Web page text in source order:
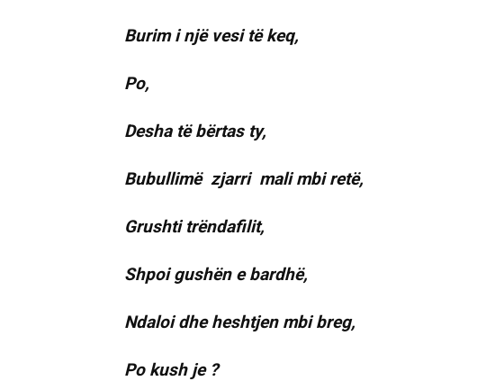
Burim i një vesi të keq,
Po,
Desha të bërtas ty,
Bubullimë zjarri mali mbi retë,
Grushti trëndafilit,
Shpoi gushën e bardhë,
Ndaloi dhe heshtjen mbi breg,
Po kush je ?